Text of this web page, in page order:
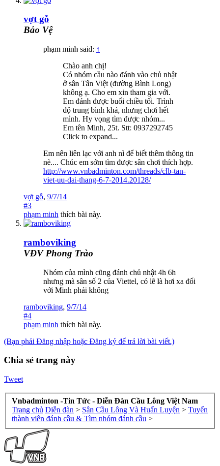
vợt gỗ
Bảo Vệ
phạm minh said: ↑
Chào anh chị!
Có nhóm cầu nào đánh vào chủ nhật
ở sân Tân Việt (đường Bình Long)
không ạ. Cho em xin tham gia với.
Em đánh được buổi chiều tối. Trình
độ trung bình khá, nhưng chơi hết
mình. Hy vọng tìm được nhóm...
Em tên Minh, 25t. Stt: 0937292745
Click to expand...
Em nên liên lạc với anh nì để biết thêm thông tin
nè.... Chúc em sớm tìm được sân chơi thích hợp.
http://www.vnbadminton.com/threads/clb-tan-
viet-uu-dai-thang-6-7-2014.20128/
vợt gỗ, 9/7/14
#3
phạm minh thích bài này.
ramboviking
VĐV Phong Trào
Nhóm của mình cũng đánh chủ nhật 4h 6h
nhưng mà sân số 2 của Viettel, có lẽ là hơi xa đối
với Minh phải không
ramboviking, 9/7/14
#4
phạm minh thích bài này.
(Bạn phải Đăng nhập hoặc Đăng ký để trả lời bài viết.)
Chia sẻ trang này
Tweet
Vnbadminton -Tin Tức - Diễn Đàn Cầu Lông Việt Nam
Trang chủ Diễn đàn > Sân Cầu Lông Và Huấn Luyện > Tuyển
thành viên đánh cầu & Tìm nhóm đánh cầu >